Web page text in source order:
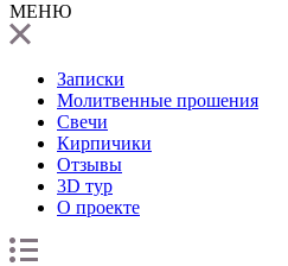
МЕНЮ
Записки
Молитвенные прошения
Свечи
Кирпичики
Отзывы
3D тур
О проекте